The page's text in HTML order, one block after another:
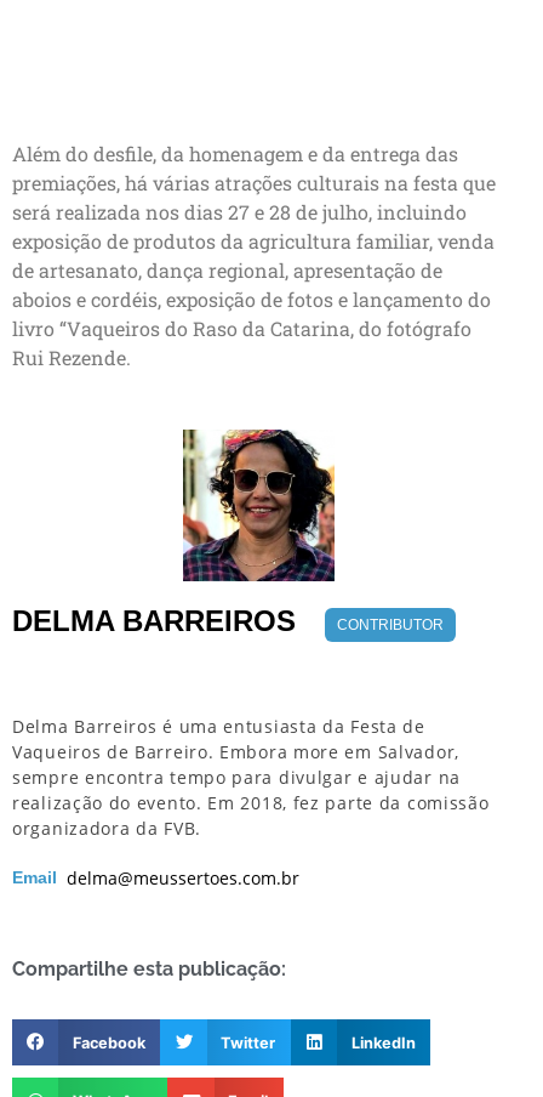
Além do desfile, da homenagem e da entrega das
premiações, há várias atrações culturais na festa que
será realizada nos dias 27 e 28 de julho, incluindo
exposição de produtos da agricultura familiar, venda
de artesanato, dança regional, apresentação de
aboios e cordéis, exposição de fotos e lançamento do
livro “Vaqueiros do Raso da Catarina, do fotógrafo
Rui Rezende.
DELMA BARREIROS CONTRIBUTOR
Delma Barreiros é uma entusiasta da Festa de
Vaqueiros de Barreiro. Embora more em Salvador,
sempre encontra tempo para divulgar e ajudar na
realização do evento. Em 2018, fez parte da comissão
organizadora da FVB.
Email delma@meussertoes.com.br
Compartilhe esta publicação:
Facebook Twitter LinkedIn